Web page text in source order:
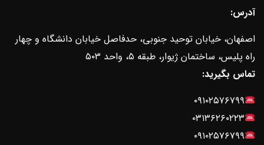
آدرس:
اصفهان، خیابان توحید جنوبی، حدفاصل خیابان دانشگاه و چهار
راه پلیس، ساختمان ژیوار، طبقه ۵، واحد ۵۰۳
تماس بگیرید:
۰۹۱۰۲۵۷۶۷۹۹
۰۳۱۳۶۲۶۰۲۲۳
۰۹۱۰۲۵۷۶۷۹۹